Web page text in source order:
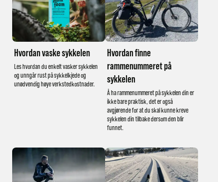
Hvordan vaske sykkelen
Les hvordan du enkelt vasker sykkelen
og unngår rust på sykkelkjede og
unødvendig høye verkstedkostnader.
Hvordan finne
rammenummeret på
sykkelen
Å ha rammenummeret på sykkelen din er
ikke bare praktisk, det er også
avgjørende for at du skal kunne kreve
sykkelen din tilbake dersom den blir
funnet.